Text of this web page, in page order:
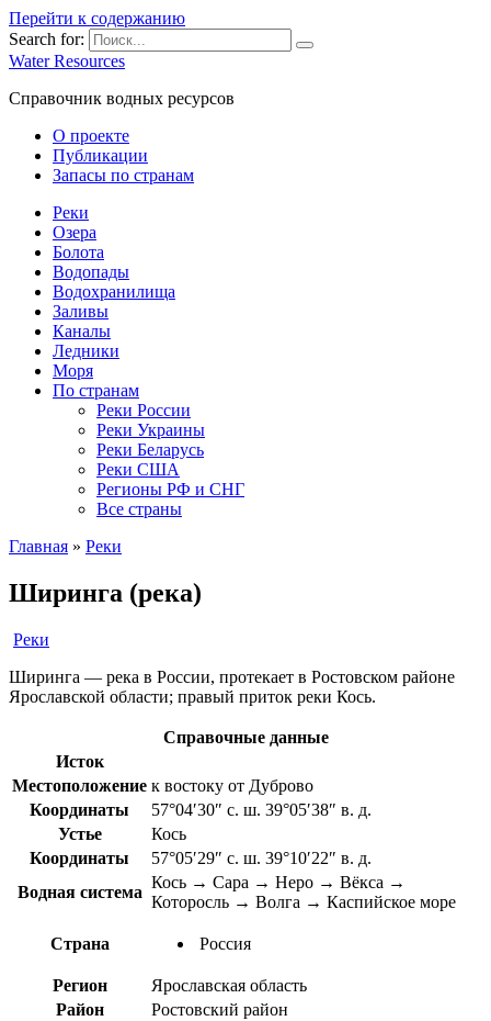
Перейти к содержанию
Search for:
Water Resources
Справочник водных ресурсов
О проекте
Публикации
Запасы по странам
Реки
Озера
Болота
Водопады
Водохранилища
Заливы
Каналы
Ледники
Моря
По странам
Реки России
Реки Украины
Реки Беларусь
Реки США
Регионы РФ и СНГ
Все страны
Главная » Реки
Ширинга (река)
Реки
Ширинга — река в России, протекает в Ростовском районе
Ярославской области; правый приток реки Кось.
Справочные данные
Исток
Местоположение к востоку от Дуброво
Координаты
57°04′30″ с. ш. 39°05′38″ в. д.
Устье
Кось
Координаты
57°05′29″ с. ш. 39°10′22″ в. д.
Водная система
Кось → Сара → Неро → Вёкса →
Которосль → Волга → Каспийское море
Страна Россия
Регион
Ярославская область
Район
Ростовский район